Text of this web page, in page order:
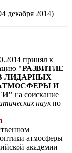
декабря 2014)
принял к
"РАЗВИТИЕ
ЛИДАРНЫХ
И
на соискание
наукпо
атмосферы
академии